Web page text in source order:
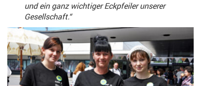
und ein ganz wichtiger Eckpfeiler unserer
Gesellschaft.“